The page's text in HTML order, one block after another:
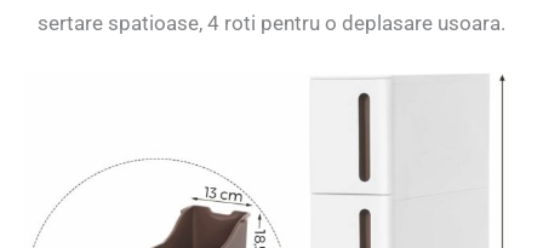
sertare spatioase, 4 roti pentru o deplasare usoara.